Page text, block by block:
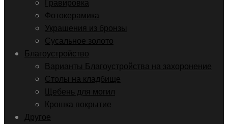
Гравировка
Фотокерамика
Украшения из бронзы
Сусальное золото
Благоустройство
Варианты Благоустройства на захоронение
Столы на кладбище
Щебень для могил
Крошка покрытие
Другое